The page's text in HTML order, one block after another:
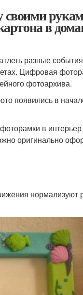
своими
в
разные
Цифровая
фотоархива.
появились в
в
оригинально
нормализуют